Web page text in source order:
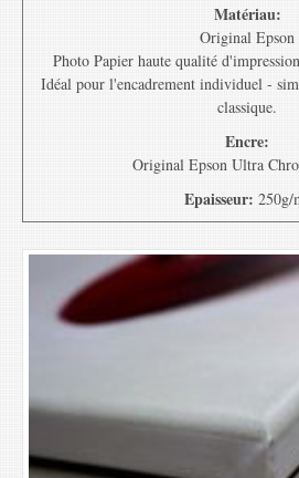
Matériau:
Original Epson
Photo Papier haute qualité
Idéal pour l'encadrement individuel -
classique.
Encre:
Original Epson Ultra
Epaisseur: 250g/